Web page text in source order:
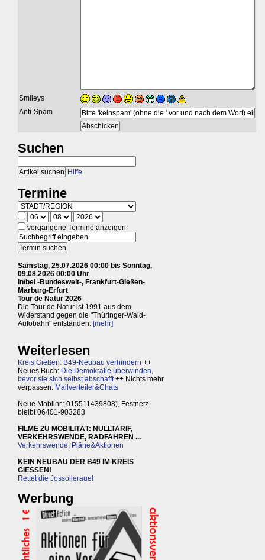
Smileys
Anti-Spam
Suchen
Hilfe
Termine
vergangene Termine anzeigen
Samstag, 25.07.2026 00:00 bis Sonntag,
09.08.2026 00:00 Uhr
in/bei -Bundesweit-, Frankfurt-Gießen-
Marburg-Erfurt
Tour de Natur 2026
Die Tour de Natur ist 1991 aus dem
Widerstand gegen die "Thüringer-Wald-
Autobahn" entstanden. [mehr]
Weiterlesen
Kreis Gießen: B49-Neubau verhindern ++
Neues Buch: Die Demokratie überwinden,
bevor sie sich selbst abschafft++ Nichts mehr
verpassen: Mailverteiler&Chats
Neue Mobilnr.: 015511439808), Festnetz
bleibt 06401-903283
FILME ZU MOBILITÄT: NULLTARIF,
VERKEHRSWENDE, RADFAHREN ...
Verkehrswende: Pläne&Aktionen
KEIN NEUBAU DER B49 IM KREIS
GIESSEN!
Rettet die Jossolleraue!
Werbung